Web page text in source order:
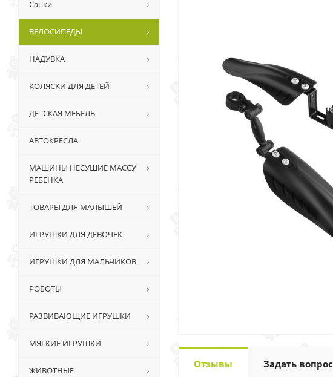
Отзывы Задать вопрос
Санки
ВЕЛОСИПЕДЫ
НАДУВКА
КОЛЯСКИ ДЛЯ ДЕТЕЙ
ДЕТСКАЯ МЕБЕЛЬ
АВТОКРЕСЛА
МАШИНЫ НЕСУЩИЕ МАССУ
РЕБЕНКА
ТОВАРЫ ДЛЯ МАЛЫШЕЙ
ИГРУШКИ ДЛЯ ДЕВОЧЕК
ИГРУШКИ ДЛЯ МАЛЬЧИКОВ
РОБОТЫ
РАЗВИВАЮЩИЕ ИГРУШКИ
МЯГКИЕ ИГРУШКИ
ЖИВОТНЫЕ